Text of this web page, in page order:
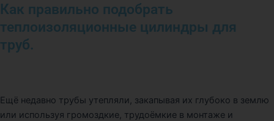
Как правильно подобрать
теплоизоляционные цилиндры для
труб.
Ещё недавно трубы утепляли, закапывая их глубоко в землю
или используя громоздкие, трудоёмкие в монтаже и